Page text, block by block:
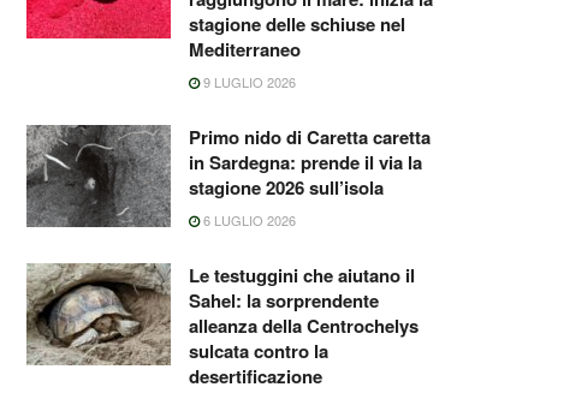
stagione delle schiuse nel
Mediterraneo
9 LUGLIO 2026
Primo nido di Caretta caretta
in Sardegna: prende il via la
stagione 2026 sull’isola
6 LUGLIO 2026
Le testuggini che aiutano il
Sahel: la sorprendente
alleanza della Centrochelys
sulcata contro la
desertificazione